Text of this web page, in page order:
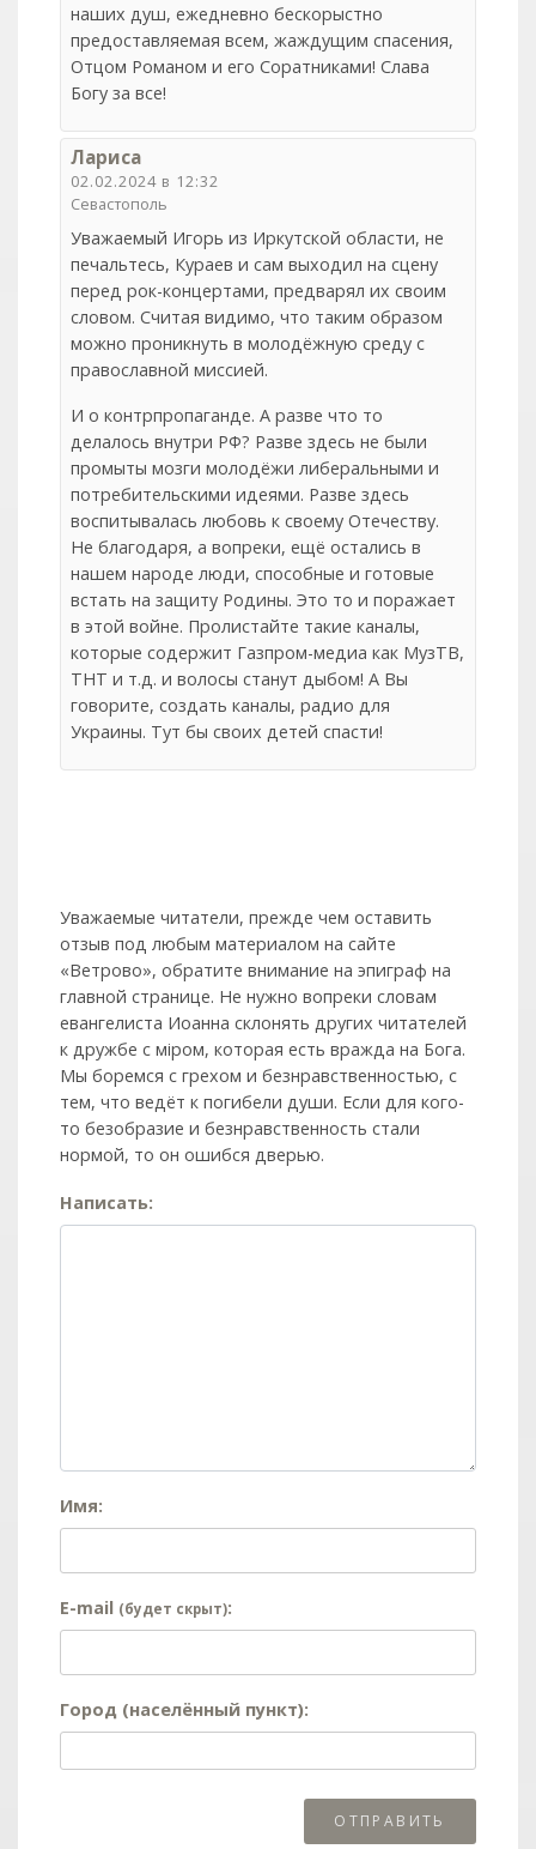
наших душ, ежедневно бескорыстно
предоставляемая всем, жаждущим спасения,
Отцом Романом и его Соратниками! Слава
Богу за все!
Лариса
02.02.2024 в 12:32
Севастополь
Уважаемый Игорь из Иркутской области, не
печальтесь, Кураев и сам выходил на сцену
перед рок-концертами, предварял их своим
словом. Считая видимо, что таким образом
можно проникнуть в молодёжную среду с
православной миссией.
И о контрпропаганде. А разве что то
делалось внутри РФ? Разве здесь не были
промыты мозги молодёжи либеральными и
потребительскими идеями. Разве здесь
воспитывалась любовь к своему Отечеству.
Не благодаря, а вопреки, ещё остались в
нашем народе люди, способные и готовые
встать на защиту Родины. Это то и поражает
в этой войне. Пролистайте такие каналы,
которые содержит Газпром-медиа как МузТВ,
ТНТ и т.д. и волосы станут дыбом! А Вы
говорите, создать каналы, радио для
Украины. Тут бы своих детей спасти!
Уважаемые читатели, прежде чем оставить
отзыв под любым материалом на сайте
«Ветрово», обратите внимание на эпиграф на
главной странице. Не нужно вопреки словам
евангелиста Иоанна склонять других читателей
к дружбе с мiром, которая есть вражда на Бога.
Мы боремся с грехом и без­нрав­ствен­ностью, с
тем, что ведёт к погибели души. Если для кого-
то безобразие и безнравственность стали
нормой, то он ошибся дверью.
Написать:
Имя:
E-mail (будет скрыт):
Город (населённый пункт):